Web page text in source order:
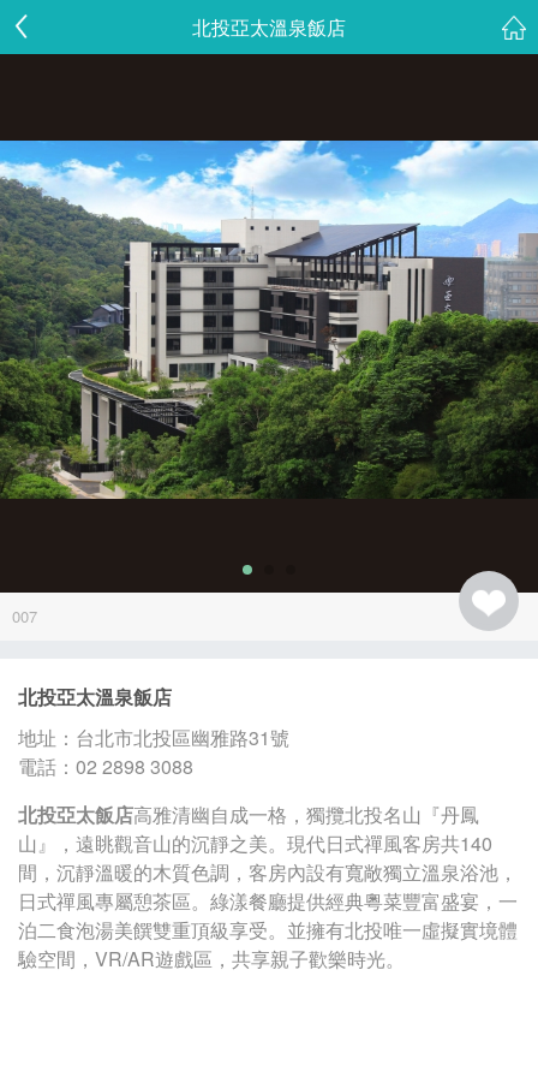
北投亞太溫泉飯店
007
北投亞太溫泉飯店
地址：台北市北投區幽雅路31號
電話：02 2898 3088
北投亞太飯店高雅清幽自成一格，獨攬北投名山『丹鳳
山』，遠眺觀音山的沉靜之美。現代日式禪風客房共140
間，沉靜溫暖的木質色調，客房內設有寬敞獨立溫泉浴池，
日式禪風專屬憩茶區。綠漾餐廳提供經典粵菜豐富盛宴，一
泊二食泡湯美饌雙重頂級享受。並擁有北投唯一虛擬實境體
驗空間，VR/AR遊戲區，共享親子歡樂時光。